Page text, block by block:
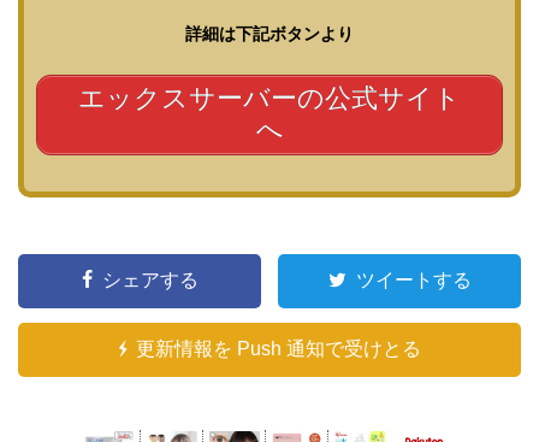
詳細は下記ボタンより
エックスサーバーの公式サイト
へ
シェアする ツイートする
更新情報を Push 通知で受けとる